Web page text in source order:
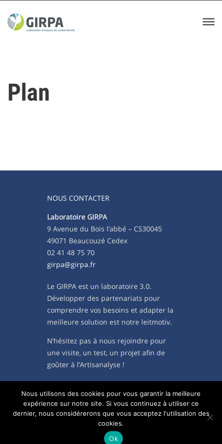
Plan
NOUS CONTACTER
Laboratoire GIRPA
9 Avenue du Bois l’abbé – CS30045
49071 Beaucouzé Cedex
02 41 48 75 70
girpa@girpa.fr
Le GIRPA est un laboratoire 3.0.
Développer des partenariats pour
comprendre vos besoins et adapter la
meilleure solution est notre leitmotiv.
N’hésitez pas à nous rejoindre pour
une visite, un test, un projet afin de
goûter à l’Artisanalyse !
Nous utilisons des cookies pour vous garantir la meilleure
expérience sur notre site. Si vous continuez à utiliser ce
dernier, nous considérerons que vous acceptez l'utilisation des
cookies.
Ok